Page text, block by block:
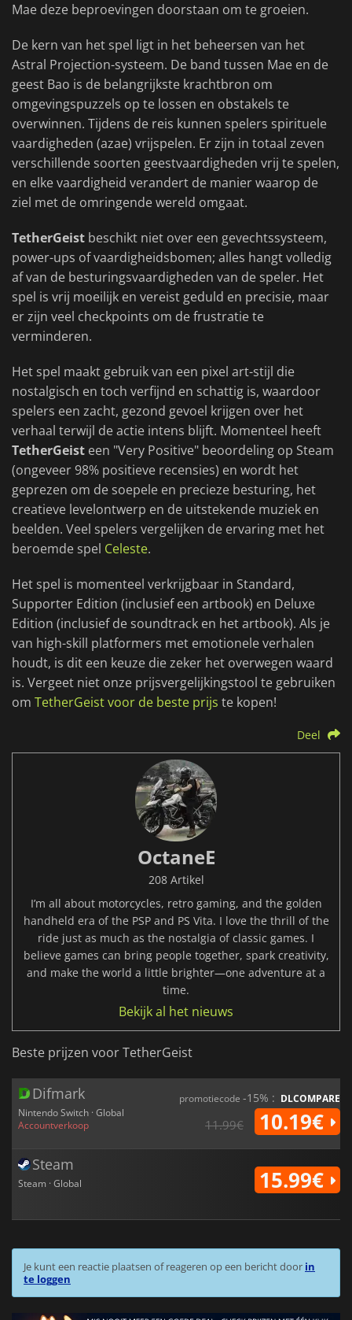
Mae deze beproevingen doorstaan om te groeien.
De kern van het spel ligt in het beheersen van het
Astral Projection-systeem. De band tussen Mae en de
geest Bao is de belangrijkste krachtbron om
omgevingspuzzels op te lossen en obstakels te
overwinnen. Tijdens de reis kunnen spelers spirituele
vaardigheden (azae) vrijspelen. Er zijn in totaal zeven
verschillende soorten geestvaardigheden vrij te spelen,
en elke vaardigheid verandert de manier waarop de
ziel met de omringende wereld omgaat.
TetherGeist beschikt niet over een gevechtssysteem,
power-ups of vaardigheidsbomen; alles hangt volledig
af van de besturingsvaardigheden van de speler. Het
spel is vrij moeilijk en vereist geduld en precisie, maar
er zijn veel checkpoints om de frustratie te
verminderen.
Het spel maakt gebruik van een pixel art-stijl die
nostalgisch en toch verfijnd en schattig is, waardoor
spelers een zacht, gezond gevoel krijgen over het
verhaal terwijl de actie intens blijft. Momenteel heeft
TetherGeist een "Very Positive" beoordeling op Steam
(ongeveer 98% positieve recensies) en wordt het
geprezen om de soepele en precieze besturing, het
creatieve levelontwerp en de uitstekende muziek en
beelden. Veel spelers vergelijken de ervaring met het
beroemde spel Celeste.
Het spel is momenteel verkrijgbaar in Standard,
Supporter Edition (inclusief een artbook) en Deluxe
Edition (inclusief de soundtrack en het artbook). Als je
van high-skill platformers met emotionele verhalen
houdt, is dit een keuze die zeker het overwegen waard
is. Vergeet niet onze prijsvergelijkingstool te gebruiken
om TetherGeist voor de beste prijs te kopen!
Deel
OctaneE
208 Artikel
I’m all about motorcycles, retro gaming, and the golden
handheld era of the PSP and PS Vita. I love the thrill of the
ride just as much as the nostalgia of classic games. I
believe games can bring people together, spark creativity,
and make the world a little brighter—one adventure at a
time.
Bekijk al het nieuws
Beste prijzen voor TetherGeist
Difmark
Nintendo Switch · Global
Accountverkoop
promotiecode -15% : DLCOMPARE
11.99€ 10.19€
Steam
Steam · Global 15.99€
Je kunt een reactie plaatsen of reageren op een bericht door in
te loggen